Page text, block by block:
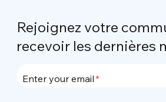
Rejoignez votre
recevoir les dernières
Enter your email